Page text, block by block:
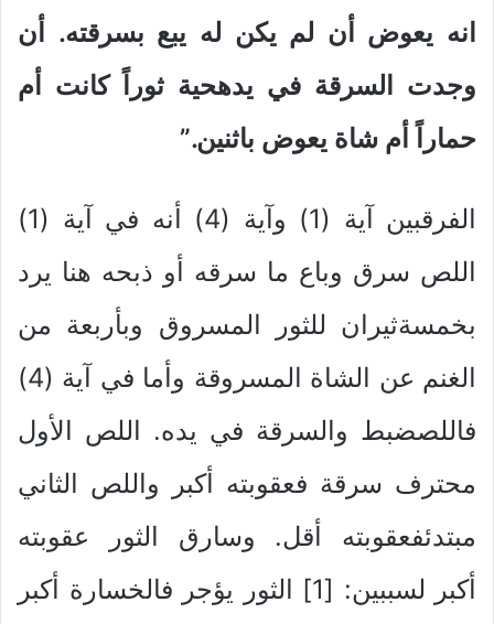
انه يعوض أن لم يكن له يبع بسرقته. أن
وجدت السرقة في يدهحية ثوراً كانت أم
حماراً أم شاة يعوض باثنين.”
الفرقبين آية (1) وآية (4) أنه في آية (1)
اللص سرق وباع ما سرقه أو ذبحه هنا يرد
بخمسةثيران للثور المسروق وبأربعة من
الغنم عن الشاة المسروقة وأما في آية (4)
فاللصضبط والسرقة في يده. اللص الأول
محترف سرقة فعقوبته أكبر واللص الثاني
مبتدئفعقوبته أقل. وسارق الثور عقوبته
أكبر لسببين: [1] الثور يؤجر فالخسارة أكبر